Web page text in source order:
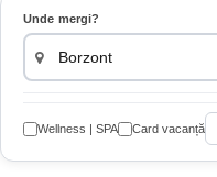
Unde mergi?
Wellness | SPA Card vacanță